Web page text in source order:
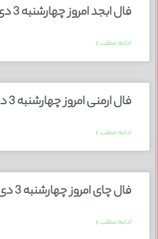
فال ابجد امروز چهارشنبه 3 دی 1404
ادامه مطلب »
فال ارمنی امروز چهارشنبه 3 دی 1404
ادامه مطلب »
فال چای امروز چهارشنبه 3 دی 1404
ادامه مطلب »